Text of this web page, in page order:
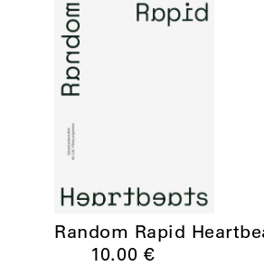
Random Rapid
10.00 €